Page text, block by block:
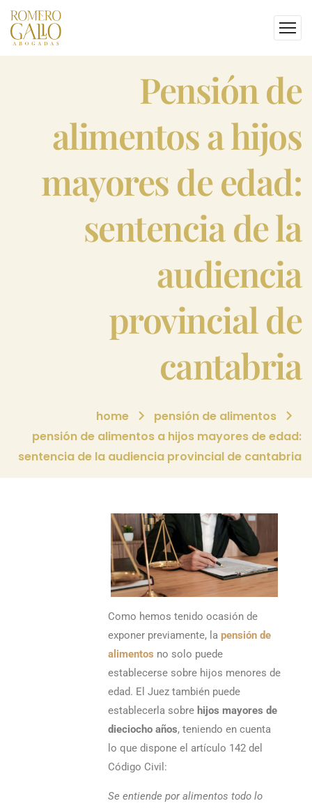
pensión de
alimentos a hijos
mayores de edad:
sentencia de la
audiencia
provincial de
cantabria
home
pensión de alimentos
pensión de alimentos a hijos mayores de edad:
sentencia de la audiencia provincial de cantabria
Como hemos tenido ocasión de
exponer previamente, la pensión de
alimentos no solo puede
establecerse sobre hijos menores de
edad. El Juez también puede
establecerla sobre hijos mayores de
dieciocho años, teniendo en cuenta
lo que dispone el artículo 142 del
Código Civil:
Se entiende por alimentos todo lo